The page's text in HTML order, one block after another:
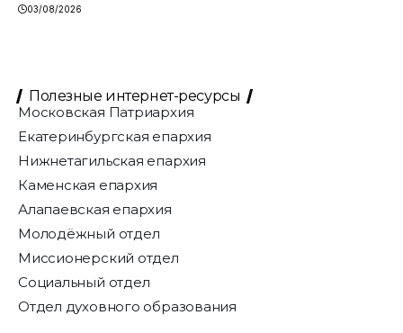
03/08/2026
Полезные интернет-ресурсы
Московская Патриархия
Екатеринбургская епархия
Нижнетагильская епархия
Каменская епархия
Алапаевская епархия
Молодёжный отдел
Миссионерский отдел
Социальный отдел
Отдел духовного образования